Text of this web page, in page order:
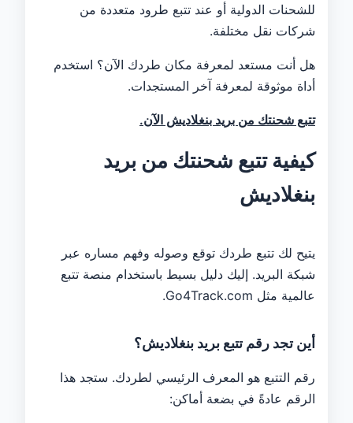
للشحنات الدولية أو عند تتبع طرود متعددة من
شركات نقل مختلفة.
هل أنت مستعد لمعرفة مكان طردك الآن؟ استخدم
أداة موثوقة لمعرفة آخر المستجدات.
تتبع شحنتك من بريد بنغلاديش الآن.
كيفية تتبع شحنتك من بريد
بنغلاديش
يتيح لك تتبع طردك توقع وصوله وفهم مساره عبر
شبكة البريد. إليك دليل بسيط باستخدام منصة تتبع
عالمية مثل Go4Track.com.
أين تجد رقم تتبع بريد بنغلاديش؟
رقم التتبع هو المعرف الرئيسي لطردك. ستجد هذا
الرقم عادةً في بضعة أماكن: